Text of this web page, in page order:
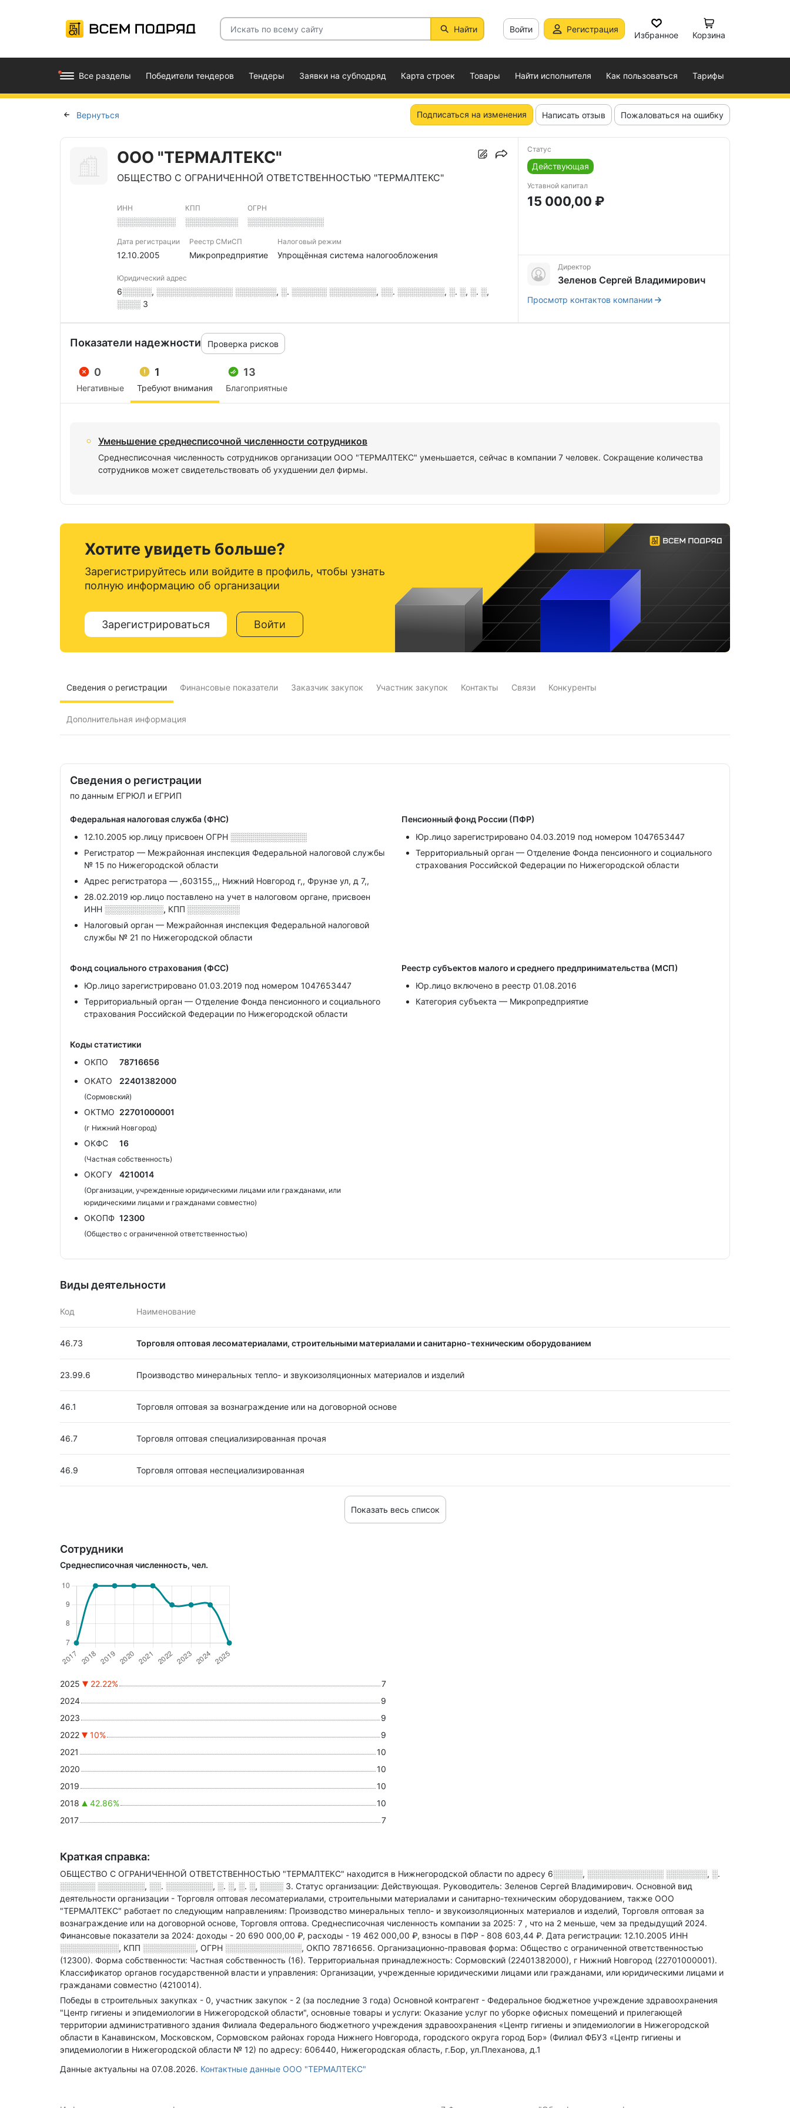
Найти Войти Регистрация
Избранное Корзина
Все разделы Победители тендеров Тендеры Заявки на субподряд Карта строек Товары Найти исполнителя Как пользоваться Тарифы
Вернуться Подписаться на изменения Написать отзыв Пожаловаться на ошибку
ООО "ТЕРМАЛТЕКС"
ОБЩЕСТВО С ОГРАНИЧЕННОЙ ОТВЕТСТВЕННОСТЬЮ "ТЕРМАЛТЕКС"
ИНН
░░░░░░░░░░
КПП
░░░░░░░░░
ОГРН
░░░░░░░░░░░░░
Дата регистрации
12.10.2005
Реестр СМиСП
Микропредприятие
Налоговый режим
Упрощённая система налогообложения
Юридический адрес
6░░░░░, ░░░░░░░░░░░░░ ░░░░░░░, ░. ░░░░░░ ░░░░░░░░, ░░. ░░░░░░░░, ░. ░, ░. ░,
░░░░ 3
Статус
Действующая
Уставной капитал
15 000,00 ₽
Директор
Зеленов Сергей Владимирович
Просмотр контактов компании
Показатели надежности Проверка рисков
0
Негативные
1
Требуют внимания
13
Благоприятные
Уменьшение среднесписочной численности сотрудников
Среднесписочная численность сотрудников организации ООО "ТЕРМАЛТЕКС" уменьшается, сейчас в компании 7 человек. Сокращение количества
сотрудников может свидетельствовать об ухудшении дел фирмы.
Хотите увидеть больше?
Зарегистрируйтесь или войдите в профиль, чтобы узнать
полную информацию об организации
Зарегистрироваться Войти
Сведения о регистрации Финансовые показатели Заказчик закупок Участник закупок Контакты Связи Конкуренты
Дополнительная информация
Сведения о регистрации
по данным ЕГРЮЛ и ЕГРИП
Федеральная налоговая служба (ФНС)
12.10.2005 юр.лицу присвоен ОГРН ░░░░░░░░░░░░░
Регистратор — Межрайонная инспекция Федеральной налоговой службы
№ 15 по Нижегородской области
Адрес регистратора — ,603155,,, Нижний Новгород г,, Фрунзе ул, д 7,,
28.02.2019 юр.лицо поставлено на учет в налоговом органе, присвоен
ИНН ░░░░░░░░░░, КПП ░░░░░░░░░
Налоговый орган — Межрайонная инспекция Федеральной налоговой
службы № 21 по Нижегородской области
Пенсионный фонд России (ПФР)
Юр.лицо зарегистрировано 04.03.2019 под номером 1047653447
Территориальный орган — Отделение Фонда пенсионного и социального
страхования Российской Федерации по Нижегородской области
Фонд социального страхования (ФСС)
Юр.лицо зарегистрировано 01.03.2019 под номером 1047653447
Территориальный орган — Отделение Фонда пенсионного и социального
страхования Российской Федерации по Нижегородской области
Реестр субъектов малого и среднего предпринимательства (МСП)
Юр.лицо включено в реестр 01.08.2016
Категория субъекта — Микропредприятие
Коды статистики
ОКПО
78716656
ОКАТО
22401382000
(Сормовский)
ОКТМО 22701000001
(г Нижний Новгород)
ОКФС 16
(Частная собственность)
ОКОГУ 4210014
(Организации, учрежденные юридическими лицами или гражданами, или
юридическими лицами и гражданами совместно)
ОКОПФ 12300
(Общество с ограниченной ответственностью)
Виды деятельности
Код Наименование
46.73 Торговля оптовая лесоматериалами, строительными материалами и санитарно-техническим оборудованием
23.99.6 Производство минеральных тепло- и звукоизоляционных материалов и изделий
46.1 Торговля оптовая за вознаграждение или на договорной основе
46.7 Торговля оптовая специализированная прочая
46.9 Торговля оптовая неспециализированная
Показать весь список
Сотрудники
Среднесписочная численность, чел.
2025 22.22%
7
2024
9
2023
9
2022
10%
9
2021
10
2020
10
2019
10
2018
42.86%
10
2017
7
Краткая справка:
ОБЩЕСТВО С ОГРАНИЧЕННОЙ ОТВЕТСТВЕННОСТЬЮ "ТЕРМАЛТЕКС" находится в Нижнегородской области по адресу 6░░░░░, ░░░░░░░░░░░░░ ░░░░░░░, ░.
░░░░░░ ░░░░░░░░, ░░. ░░░░░░░░, ░. ░, ░. ░, ░░░░ 3. Статус организации: Действующая. Руководитель: Зеленов Сергей Владимирович. Основной вид
деятельности организации - Торговля оптовая лесоматериалами, строительными материалами и санитарно-техническим оборудованием, также ООО
"ТЕРМАЛТЕКС" работает по следующим направлениям: Производство минеральных тепло- и звукоизоляционных материалов и изделий, Торговля оптовая за
вознаграждение или на договорной основе, Торговля оптова. Среднесписочная численность компании за 2025: 7 , что на 2 меньше, чем за предыдущий 2024.
Финансовые показатели за 2024: доходы - 20 690 000,00 ₽, расходы - 19 462 000,00 ₽, взносы в ПФР - 808 603,44 ₽. Дата регистрации: 12.10.2005 ИНН
░░░░░░░░░░, КПП ░░░░░░░░░, ОГРН ░░░░░░░░░░░░░, ОКПО 78716656. Организационно-правовая форма: Общество с ограниченной ответственностью
(12300). Форма собственности: Частная собственность (16). Территориальная принадлежность: Сормовский (22401382000), г Нижний Новгород (22701000001).
Классификатор органов государственной власти и управления: Организации, учрежденные юридическими лицами или гражданами, или юридическими лицами и
гражданами совместно (4210014).
Победы в строительных закупках - 0, участник закупок - 2 (за последние 3 года) Основной контрагент - Федеральное бюджетное учреждение здравоохранения
"Центр гигиены и эпидемиологии в Нижегородской области", основные товары и услуги: Оказание услуг по уборке офисных помещений и прилегающей
территории административного здания Филиала Федерального бюджетного учреждения здравоохранения «Центр гигиены и эпидемиологии в Нижегородской
области в Канавинском, Московском, Сормовском районах города Нижнего Новгорода, городского округа город Бор» (Филиал ФБУЗ «Центр гигиены и
эпидемиологии в Нижегородской области № 12) по адресу: 606440, Нижегородская область, г.Бор, ул.Плеханова, д.1
Данные актуальны на 07.08.2026. Контактные данные ООО "ТЕРМАЛТЕКС"